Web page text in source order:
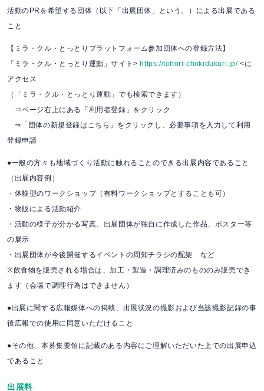
活動のPRを希望する団体（以下「出展団体」という。）による出展である
こと
【ミラ・クル・とっとりプラットフォーム参加団体への登録方法】
「ミラ・クル・とっとり運動」サイト>https://tottori-chiikidukuri.jp/<に
アクセス
（「ミラ・クル・とっとり運動」でも検索できます）
⇒ページ右上にある「利用者登録」をクリック
⇒「団体の新規登録はこちら」をクリックし、必要事項を入力して利用
登録申請
●一般の方々も地域づくり活動に触れることのできる出展内容であること
（出展内容例）
・体験型のワークショップ（有料ワークショップとすることも可）
・物販による活動紹介
・活動の様子が分かる写真、出展団体が独自に作成した作品、ポスター等
の展示
・出展団体が今後開催するイベントの周知チラシの配架 など
※飲食物を販売される場合は、加工・製造・調理済みのもののみ販売でき
ます（会場で調理行為はできません）
●出展に関する広報媒体への掲載、出展状況の撮影および当該撮影記録の事
後広報での使用に同意いただけること
●その他、本募集要領に記載のある内容にご理解いただいた上での出展申込
であること
出展料